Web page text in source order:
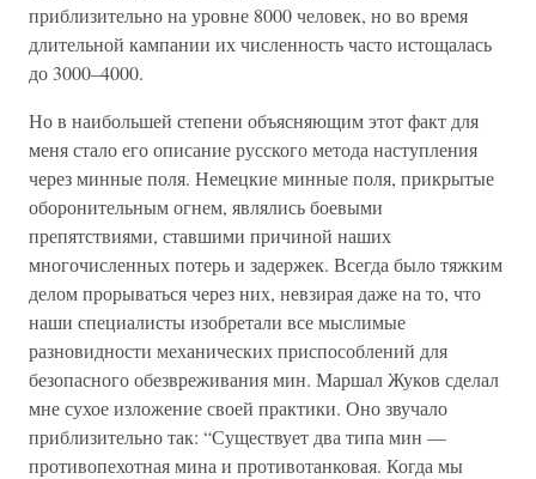
приблизительно на уровне 8000 человек, но во время
длительной кампании их численность часто истощалась
до 3000–4000.
Но в наибольшей степени объясняющим этот факт для
меня стало его описание русского метода наступления
через минные поля. Немецкие минные поля, прикрытые
оборонительным огнем, являлись боевыми
препятствиями, ставшими причиной наших
многочисленных потерь и задержек. Всегда было тяжким
делом прорываться через них, невзирая даже на то, что
наши специалисты изобретали все мыслимые
разновидности механических приспособлений для
безопасного обезвреживания мин. Маршал Жуков сделал
мне сухое изложение своей практики. Оно звучало
приблизительно так: “Существует два типа мин —
противопехотная мина и противотанковая. Когда мы